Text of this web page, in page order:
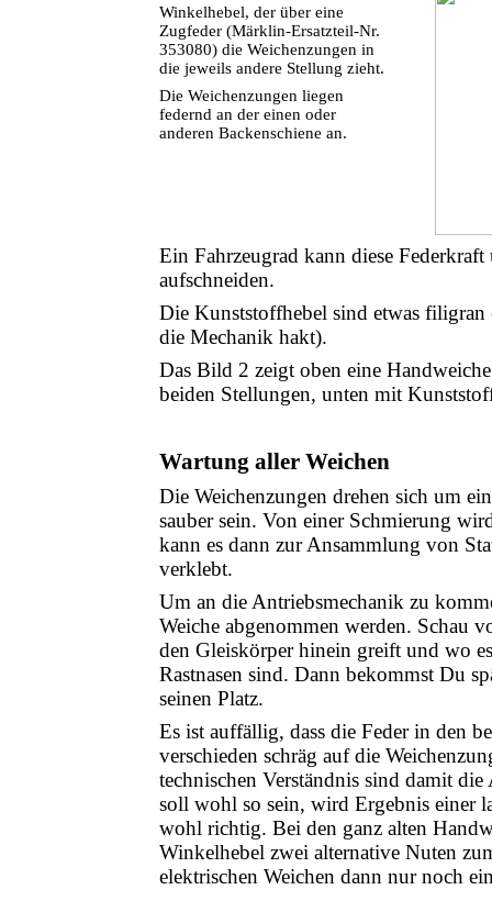
Winkelhebel, der über eine
Zugfeder (Märklin-Ersatzteil-Nr.
353080) die Weichenzungen in
die jeweils andere Stellung zieht.
Die Weichenzungen liegen
federnd an der einen oder
anderen Backenschiene an.
Ein Fahrzeugrad kann diese
aufschneiden.
Die Kunststoffhebel sind etwas
die Mechanik hakt).
Das Bild 2 zeigt oben eine
beiden Stellungen, unten mit
Wartung aller Weichen
Die Weichenzungen drehen sich um
sauber sein. Von einer Schmierung
kann es dann zur Ansammlung von
verklebt.
Um an die Antriebsmechanik zu
Weiche abgenommen werden. Schau
den Gleiskörper hinein greift und wo
Rastnasen sind. Dann bekommst Du
seinen Platz.
Es ist auffällig, dass die Feder in den
verschieden schräg auf die
technischen Verständnis sind damit
soll wohl so sein, wird Ergebnis einer
wohl richtig. Bei den ganz alten
Winkelhebel zwei alternative Nuten
elektrischen Weichen dann nur noch